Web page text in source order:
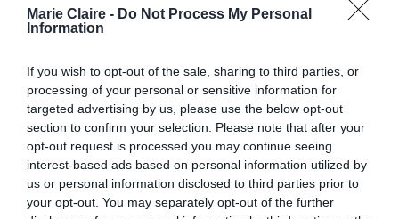
Marie Claire - Do Not Process My Personal
Information
If you wish to opt-out of the sale, sharing to third parties, or
processing of your personal or sensitive information for
targeted advertising by us, please use the below opt-out
section to confirm your selection. Please note that after your
opt-out request is processed you may continue seeing
interest-based ads based on personal information utilized by
us or personal information disclosed to third parties prior to
your opt-out. You may separately opt-out of the further
να δείχνετε κατανόηση.
Λέων
Προβλήματα στα προσωπικά σας προβλέπονται
για τον Σεπτέμβριο, αφού η δουλειά εμπλέκεται
και επηρεάζει τις σχέσεις σας. Προσέχετε τα
λόγια σας και δώστε στη σχέση σας την προσοχή